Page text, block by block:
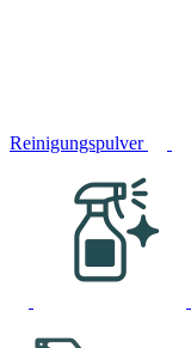
Reinigungspulver